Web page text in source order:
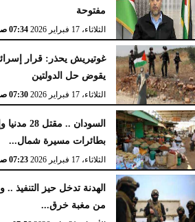
مفتوحة
الثلاثاء، 17 فبراير 2026 07:34 صـ
غوتيريش يحذر: قرار
يقوض حل الدولتين
الثلاثاء، 17 فبراير 2026 07:30 صـ
السودان ..
بطائرات مسيرة شمال...
الثلاثاء، 17 فبراير 2026 07:23 صـ
الهدنة تدخل حيز التنفيذ
من مغبة خرق...